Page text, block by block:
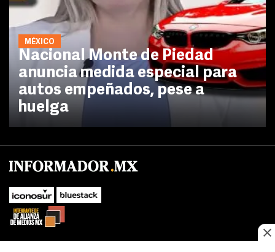
MÉXICO
Nacional Monte de Piedad
anuncia medida especial para
autos empeñados, pese a
huelga